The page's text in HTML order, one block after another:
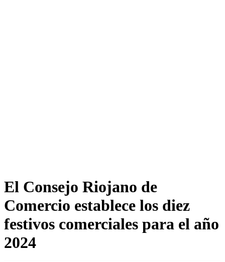
El Consejo Riojano de
Comercio establece los diez
festivos comerciales para el año
2024